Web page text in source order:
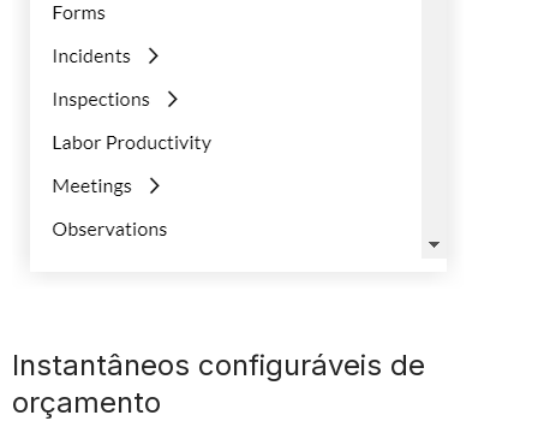
Instantâneos configuráveis de
orçamento